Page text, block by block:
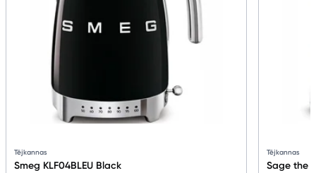
Tējkannas
Smeg KLF04BLEU Black
Tējkannas
Sage the